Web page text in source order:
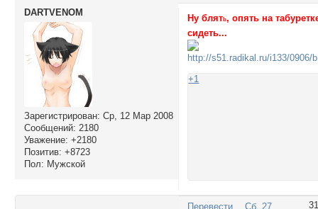
DARTVENOM
Зарегистрирован: Ср, 12 Мар 2008
Сообщений: 2180
Уважение: +2180
Позитив: +8723
Пол: Мужской
Ну блятb, опять на
сидеть...
+1
Перевести 31
Сб, 27